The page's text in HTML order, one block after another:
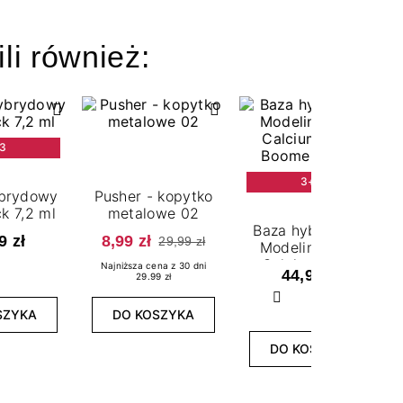
również:
Następny
7,2 ml
zł
Pusher - kopytko
metalowe 02
8,99 zł 29,99 zł
Najniższa cena z 30 dni
29.99 zł
DO KOSZYKA
3+3
Baza hybrydowa
Modeling Base
Calcium Blush
Boomer 7,2 ml
44,99 zł
DO KOSZYKA